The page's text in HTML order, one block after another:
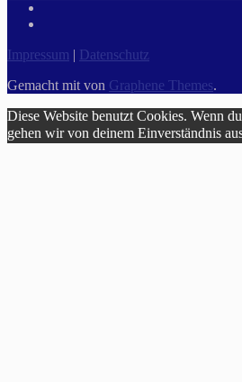
Impressum | Datenschutz
Gemacht mit von Graphene Themes.
Diese Website benutzt Cookies. Wenn
gehen wir von deinem Einverständnis